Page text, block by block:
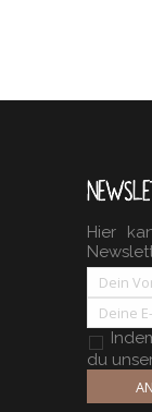
Hier
du